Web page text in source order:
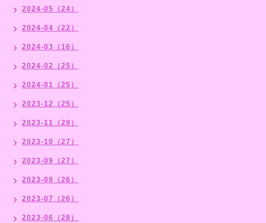
2024-05（24）
2024-04（22）
2024-03（16）
2024-02（25）
2024-01（25）
2023-12（25）
2023-11（29）
2023-10（27）
2023-09（27）
2023-08（26）
2023-07（26）
2023-06（28）